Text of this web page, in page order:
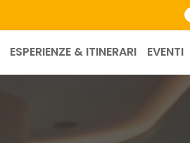
ESPERIENZE & ITINERARI EVENTI